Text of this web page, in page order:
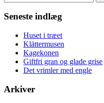
efter:
Seneste indlæg
Huset i træet
Klättermusen
Kagekonen
Giftfri gran og glade grise
Det vrimler med engle
Arkiver